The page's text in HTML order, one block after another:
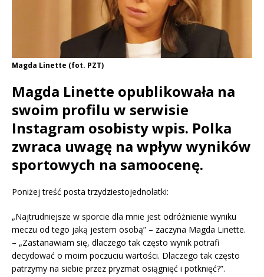
Magda Linette (fot. PZT)
Magda Linette opublikowała na
swoim profilu w serwisie
Instagram osobisty wpis. Polka
zwraca uwagę na wpływ wyników
sportowych na samoocenę.
Poniżej treść posta trzydziestojednolatki:
„Najtrudniejsze w sporcie dla mnie jest odróżnienie wyniku
meczu od tego jaką jestem osobą” – zaczyna Magda Linette.
– „Zastanawiam się, dlaczego tak często wynik potrafi
decydować o moim poczuciu wartości. Dlaczego tak często
patrzymy na siebie przez pryzmat osiągnięć i potknięć?”.